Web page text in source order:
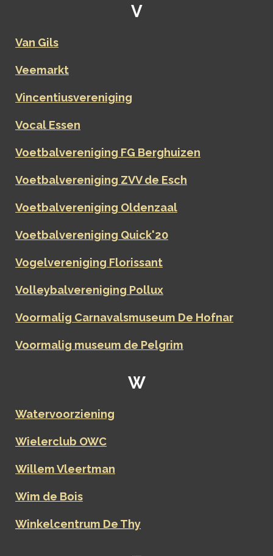
V
Van Gils
Veemarkt
Vincentiusvereniging
Vocal Essen
Voetbalvereniging FG Berghuizen
Voetbalvereniging ZVV de Esch
Voetbalvereniging Oldenzaal
Voetbalvereniging Quick'20
Vogelvereniging Florissant
Volleybalvereniging Pollux
Voormalig Carnavalsmuseum De Hofnar
Voormalig museum de Pelgrim
W
Watervoorziening
Wielerclub OWC
Willem Vleertman
Wim de Bois
Winkelcentrum De Thy